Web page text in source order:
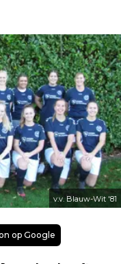
v.v. Blauw-Wit '81
op Google